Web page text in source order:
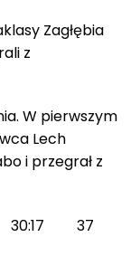
Zagłębia
z
W pierwszym
Lech
i przegrał z
30:17 37